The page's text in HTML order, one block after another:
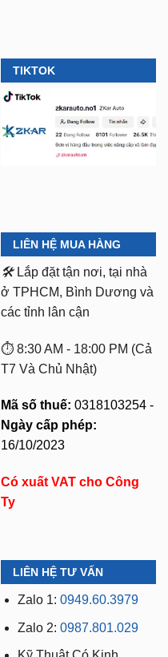
TIKTOK
LIÊN HỆ MUA HÀNG
🛠️ Lắp đặt tận nơi, tại nhà
ở TPHCM, Bình Dương và
các tỉnh lân cận
⏱️ 8:30 AM - 18:00 PM (Cả
T7 Và Chủ Nhật)
Mã số thuế: 0318103254 -
Ngày cấp phép:
16/10/2023
Có xuất VAT cho Công
Ty
LIÊN HỆ TƯ VẤN
Zalo 1: 0949.60.3979
Zalo 2: 0987.801.029